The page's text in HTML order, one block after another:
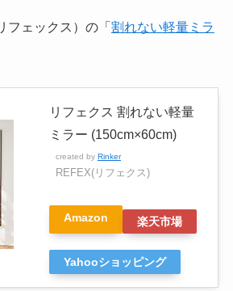
フェックス）の「 割れない軽量ミラ
リフェクス 割れない軽量
ミラー (150cm×60cm)
created by Rinker
REFEX(リフェクス)
Amazon 楽天市場
Yahooショッピング